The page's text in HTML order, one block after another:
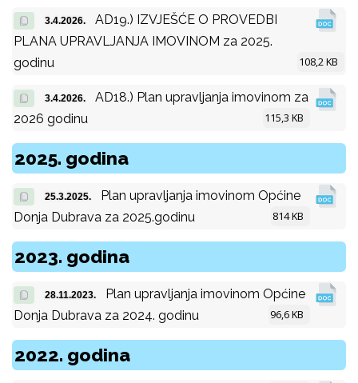
3.4.2026.
AD19.) IZVJEŠĆE O PROVEDBI
PLANA UPRAVLJANJA IMOVINOM za 2025.
godinu
108,2 KB
3.4.2026.
AD18.) Plan upravljanja imovinom za
2026 godinu
115,3 KB
2025. godina
25.3.2025.
Plan upravljanja imovinom Općine
Donja Dubrava za 2025.godinu
814 KB
2023. godina
28.11.2023.
Plan upravljanja imovinom Općine
Donja Dubrava za 2024. godinu
96,6 KB
2022. godina